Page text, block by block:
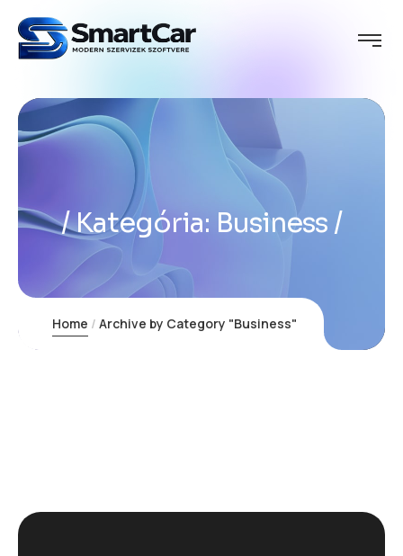
Kategória: Business
Home Archive by Category "Business"